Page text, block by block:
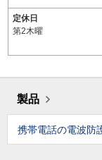
定休日
第2木曜
製品
携帯電話の電波防